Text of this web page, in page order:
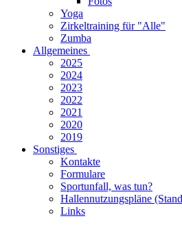
Yoga
Zirkeltraining für "Alle"
Zumba
Allgemeines
2025
2024
2023
2022
2021
2020
2019
Sonstiges
Kontakte
Formulare
Sportunfall, was tun?
Hallennutzungspläne
Links